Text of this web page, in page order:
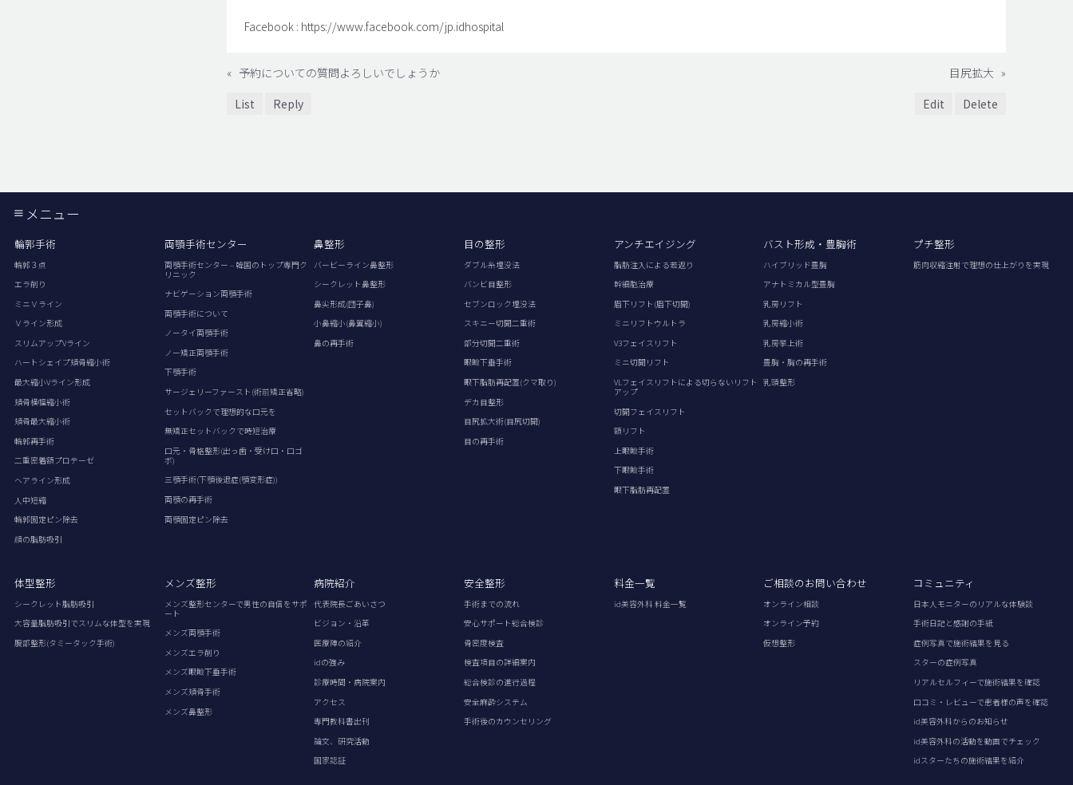
Facebook : https://www.facebook.com/jp.idhospital
« 予約についての質問よろしいでしょうか 目尻拡大 »
List
Reply Edit Delete
メニュー
輪郭手術
輪郭３点
エラ削り
ミニＶライン
Ｖライン形成
スリムアップVライン
ハートシェイプ頬骨縮小術
最大縮小Vライン形成
頬骨横幅縮小術
頬骨最大縮小術
輪郭再手術
二重密着額プロテーゼ
ヘアライン形成
人中短縮
輪郭固定ピン除去
顔の脂肪吸引
両顎手術センター
両顎手術センター – 韓国のトップ専門ク
リニック
ナビゲーション両顎手術
両顎手術について
ノータイ両顎手術
ノー矯正両顎手術
下顎手術
サージェリーファースト(術前矯正省略)
セットバックで理想的な口元を
無矯正セットバックで時短治療
口元・骨格整形(出っ歯・受け口・口ゴ
ボ)
三顎手術(下顎後退症(顎変形症))
両顎の再手術
両顎固定ピン除去
鼻整形
バービーライン鼻整形
シークレット鼻整形
鼻尖形成(団子鼻)
小鼻縮小(鼻翼縮小)
鼻の再手術
目の整形
ダブル糸埋没法
バンビ目整形
セブンロック埋没法
スキニー切開二重術
部分切開二重術
眼瞼下垂手術
眼下脂肪再配置(クマ取り)
デカ目整形
目尻拡大術(目尻切開)
目の再手術
アンチエイジング
脂肪注入による若返り
幹細胞治療
眉下リフト(眉下切開)
ミニリフトウルトラ
V3フェイスリフト
ミニ切開リフト
VLフェイスリフトによる切らないリフト
アップ
切開フェイスリフト
額リフト
上眼瞼手術
下眼瞼手術
眼下脂肪再配置
バスト形成・豊胸術
ハイブリッド豊胸
アナトミカル型豊胸
乳房リフト
乳房縮小術
乳房挙上術
豊胸・胸の再手術
乳頭整形
プチ整形
筋肉収縮注射で理想の仕上がりを実現
体型整形
シークレット脂肪吸引
大容量脂肪吸引でスリムな体型を実現
腹部整形(タミータック手術)
メンズ整形
メンズ整形センターで男性の自信をサポ
ート
メンズ両顎手術
メンズエラ削り
メンズ眼瞼下垂手術
メンズ頬骨手術
メンズ鼻整形
病院紹介
代表院長ごあいさつ
ビジョン・沿革
医療陣の紹介
idの強み
診療時間・病院案内
アクセス
専門教科書出刊
論文、研究活動
国家認証
安全整形
手術までの流れ
安心サポート総合検診
骨密度検査
検査項目の詳細案内
総合検診の進行過程
安全麻酔システム
手術後のカウンセリング
料金一覧
id美容外科 料金一覧
ご相談のお問い合わせ
オンライン相談
オンライン予約
仮想整形
コミュニティ
日本人モニターのリアルな体験談
手術日記と感謝の手紙
症例写真で施術結果を見る
スターの症例写真
リアルセルフィーで施術結果を確認
口コミ・レビューで患者様の声を確認
id美容外科からのお知らせ
id美容外科の活動を動画でチェック
idスターたちの施術結果を紹介